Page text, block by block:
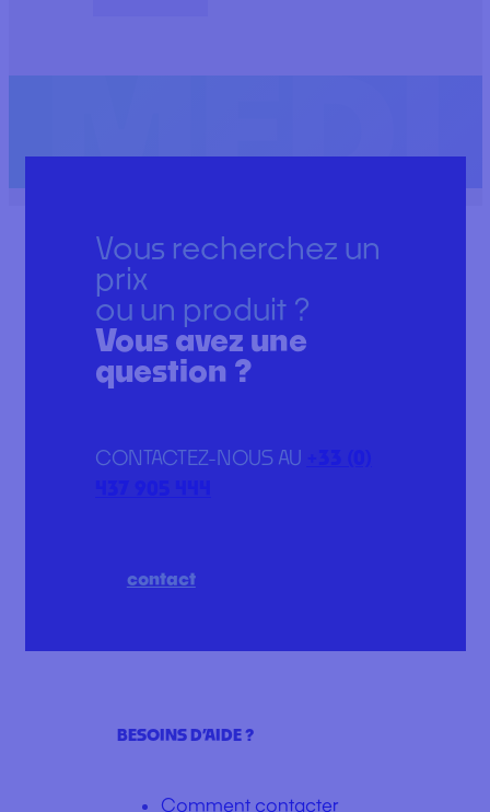
Vous recherchez un
prix
ou un produit ?
Vous avez une
question ?
CONTACTEZ-NOUS AU
contact
BESOINS D’AIDE ?
Comment contacter